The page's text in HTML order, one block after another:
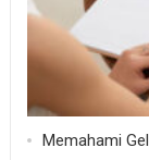
Memahami